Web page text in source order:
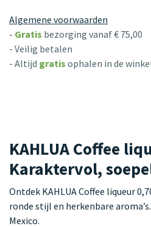
Algemene voorwaarden
- Gratis bezorging vanaf € 75,00
- Veilig betalen
- Altijd gratis ophalen in de
KAHLUA Coffee
Karaktervol,
Ontdek KAHLUA Coffee liqueur
ronde stijl en herkenbare
Mexico.